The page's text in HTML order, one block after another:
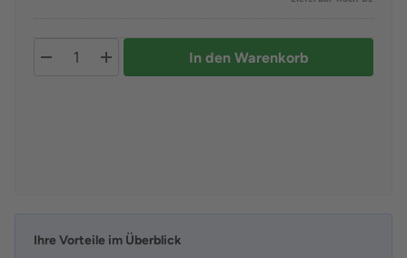
In den Warenkorb
Ihre Vorteile im Überblick